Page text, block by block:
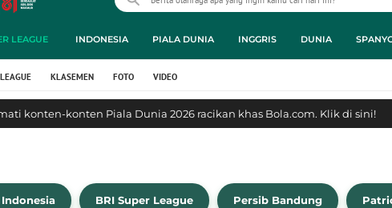
LEAGUE INDONESIA PIALA DUNIA INGGRIS DUNIA
KLASEMEN FOTO VIDEO
konten-konten Piala Dunia 2026 racikan khas Bola.com. Klik di sini!
BRI Super League Persib Bandung